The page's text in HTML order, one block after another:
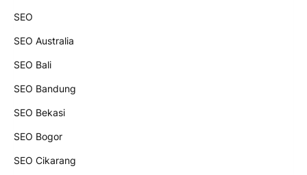
SEO
SEO Australia
SEO Bali
SEO Bandung
SEO Bekasi
SEO Bogor
SEO Cikarang